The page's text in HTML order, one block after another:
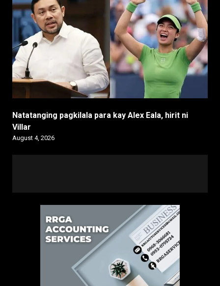
Natatanging pagkilala para kay Alex Eala, hirit ni
Villar
August 4, 2026